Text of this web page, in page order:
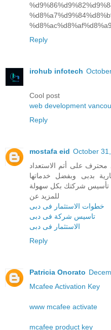
Reply
irohub infotech
Cool post
web development
Reply
mostafa eid October
على أتم الاستعداد
بدبى وبفضل خدماتها
تأسيس شركتك بكل سهولة
للمزيد عن
خطوات الاستثمار فى دبى
تاسيس شركة فى دبى
الاستثمار فى دبى
Reply
Patricia Onorato
Mcafee Activation Key
www mcafee activate
mcafee product key